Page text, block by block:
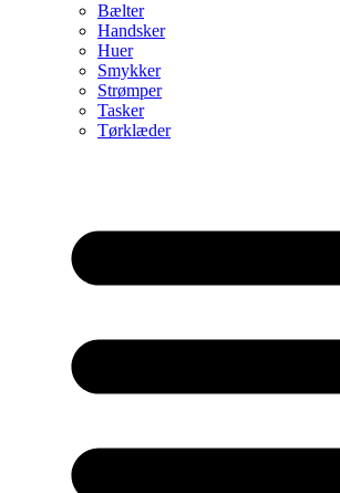
Bælter
Handsker
Huer
Smykker
Strømper
Tasker
Tørklæder